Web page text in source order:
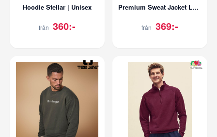
Hoodie Stellar | Unisex
från 360:-
Premium Sweat Jacket Lady-Fit
från 369:-